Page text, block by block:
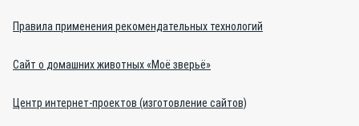
Правила применения рекомендательных технологий
Сайт о домашних животных «Моё зверьё»
Центр интернет-проектов (изготовление сайтов)